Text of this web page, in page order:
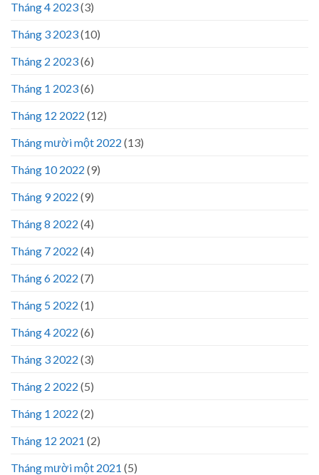
Tháng 4 2023(3)
Tháng 3 2023(10)
Tháng 2 2023(6)
Tháng 1 2023(6)
Tháng 12 2022 (12)
Tháng mười một 2022 (13)
Tháng 10 2022 (9)
Tháng 9 2022 (9)
Tháng 8 2022 (4)
Tháng 7 2022 (4)
Tháng 6 2022 (7)
Tháng 5 2022 (1)
Tháng 4 2022 (6)
Tháng 3 2022 (3)
Tháng 2 2022 (5)
Tháng 1 2022 (2)
Tháng 12 2021 (2)
Tháng mười một 2021 (5)